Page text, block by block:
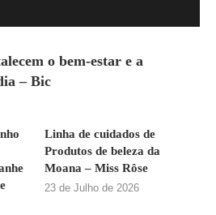
o bem-estar e a
– Bic
Linha de cuidados de
Produtos de beleza da
Moana – Miss Rôse
23 de Julho de 2026